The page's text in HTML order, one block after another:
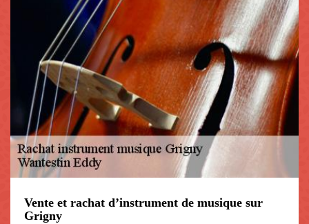
Vente et rachat d’instrument de musique sur
Grigny